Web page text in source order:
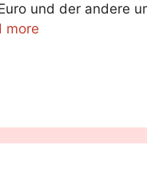
und der andere
more